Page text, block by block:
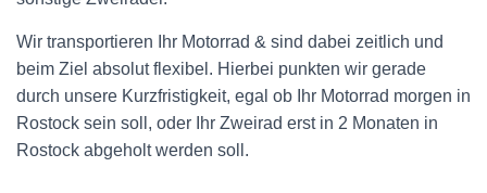
Wir transportieren Ihr Motorrad & sind dabei zeitlich und
beim Ziel absolut flexibel. Hierbei punkten wir gerade
durch unsere Kurzfristigkeit, egal ob Ihr Motorrad morgen in
Rostock sein soll, oder Ihr Zweirad erst in 2 Monaten in
Rostock abgeholt werden soll.